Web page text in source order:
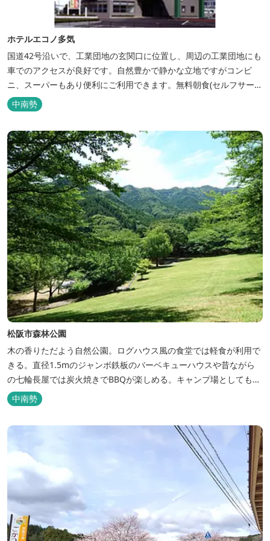
ホテルエコノ多気
国道42号沿いで、工業団地の玄関口に位置し、周辺の工業団地にも
車でのアクセスが良好です。自然豊かで静かな立地ですがコンビ
ニ、スーパーもあり便利にご利用できます。無料朝食(セルフサービ
ス)、大型無料駐車場も完備。
中南勢
松阪市森林公園
木の香りただよう自然公園。ログハウス風の食堂では軽食が利用で
きる。直径1.5mのジャンボ鉄板のバーベキューハウスや昔ながら
の七輪長屋では炭火焼きでBBQが楽しめる。キャンプ場としても人
気で、週末は多くのキャンパーでにぎわっている。バンガローや5
タイプのテントサイトがある。展望台からは市街が一望できる。ま
た桜の時期は、多くの人々でにぎわう。 バーベキューの食材は持ち
中南勢